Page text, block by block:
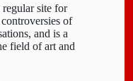
site for
of
and is a
field of art and